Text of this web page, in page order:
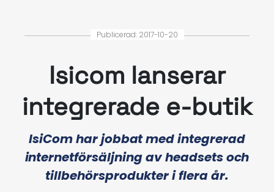
Publicerad: 2017-10-20
Isicom lanserar
integrerade e-butik
IsiCom har jobbat med integrerad
internetförsäljning av headsets och
tillbehörsprodukter i flera år.